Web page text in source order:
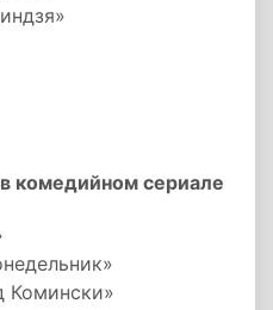
комедийном сериале
Комински»